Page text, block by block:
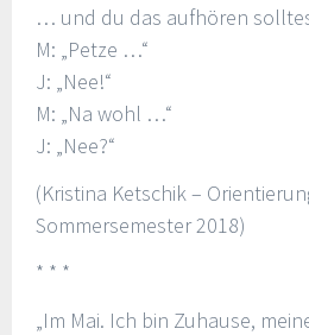
… und du das aufhören
M: „Petze …“
J: „Nee!“
M: „Na wohl …“
J: „Nee?“
(Kristina Ketschik –
Sommersemester 2018)
* * *
„Im Mai. Ich bin Zuhause,